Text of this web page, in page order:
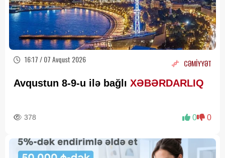
16:17 / 07 Avqust 2026 CƏMİYYƏT
Avqustun 8-9-u ilə bağlı XƏBƏRDARLIQ
378 0 0